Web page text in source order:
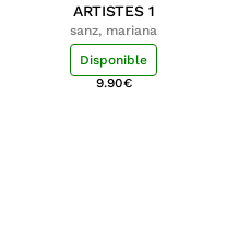
ARTISTES 1
sanz, mariana
Disponible
9.90€